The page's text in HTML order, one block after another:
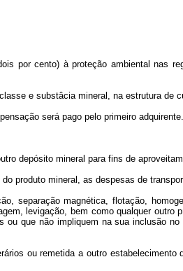
por cento) à proteção ambiental nas
e substâcia mineral, na estrutura de
será pago pelo primeiro adquirente.
depósito mineral para fins de
produto mineral, as despesas de
separação magnética, flotação,
levigação, bem como qualquer outro
que não impliquem na sua inclusão
ou remetida a outro